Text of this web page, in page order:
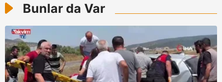
kullanılmaktadır. Bu çerezler vasıtasıyla çeşitli kişisel
verileriniz işlenmekte olup gerekli olan çerezler bilgi
toplumu hizmetlerinin sunulması amacıyla
kullanılmaktadır. Diğer çerezler, sitemizin daha işlevsel
kılınması ve kişiselleştirilmesi ve sizlere yönelik
reklam/pazarlama faaliyetlerinin yapılması, amaçlarıyla
sınırlı olarak açık rızanız dahilinde kullanılacaktır.
Bunlar da Var